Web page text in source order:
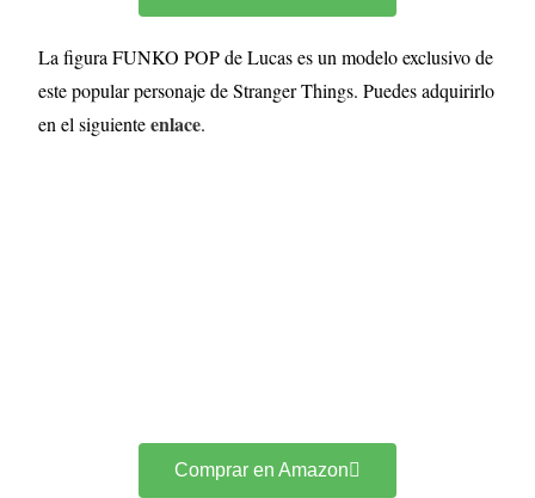
La figura FUNKO POP de Lucas es un modelo exclusivo de
este popular personaje de Stranger Things. Puedes adquirirlo
en el siguienteenlace.
Comprar en Amazon